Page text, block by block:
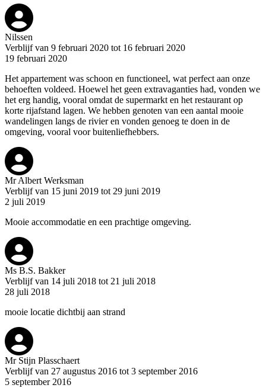
Nilssen
Verblijf van 9 februari 2020 tot 16 februari 2020
19 februari 2020
Het appartement was schoon en functioneel, wat perfect aan onze
behoeften voldeed. Hoewel het geen extravaganties had, vonden we
het erg handig, vooral omdat de supermarkt en het restaurant op
korte rijafstand lagen. We hebben genoten van een aantal mooie
wandelingen langs de rivier en vonden genoeg te doen in de
omgeving, vooral voor buitenliefhebbers.
Mr Albert Werksman
Verblijf van 15 juni 2019 tot 29 juni 2019
2 juli 2019
Mooie accommodatie en een prachtige omgeving.
Ms B.S. Bakker
Verblijf van 14 juli 2018 tot 21 juli 2018
28 juli 2018
mooie locatie dichtbij aan strand
Mr Stijn Plasschaert
Verblijf van 27 augustus 2016 tot 3 september 2016
5 september 2016